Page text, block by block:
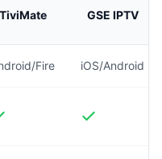
TiviMate GSE IPTV
Fire iOS/Android